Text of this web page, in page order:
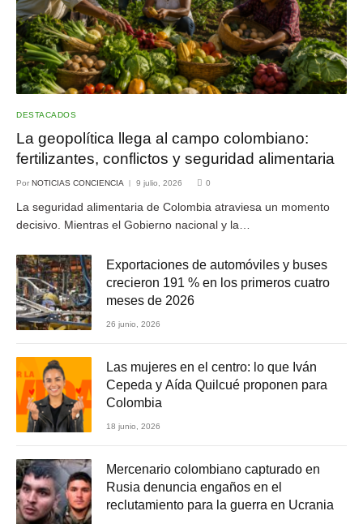
DESTACADOS
La geopolítica llega al campo colombiano:
fertilizantes, conflictos y seguridad alimentaria
Por NOTICIAS CONCIENCIA 9 julio, 2026 0
La seguridad alimentaria de Colombia atraviesa un momento
decisivo. Mientras el Gobierno nacional y la…
Exportaciones de automóviles y buses
crecieron 191 % en los primeros cuatro
meses de 2026
26 junio, 2026
Las mujeres en el centro: lo que Iván
Cepeda y Aída Quilcué proponen para
Colombia
18 junio, 2026
Mercenario colombiano capturado en
Rusia denuncia engaños en el
reclutamiento para la guerra en Ucrania